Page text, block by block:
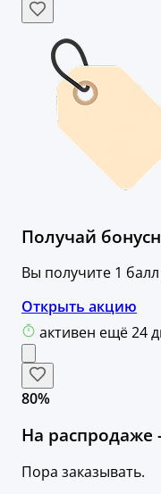
Получай
Вы получите 1
Открыть акцию
активен ещё 24
80%
На распродаже
Пора заказывать.